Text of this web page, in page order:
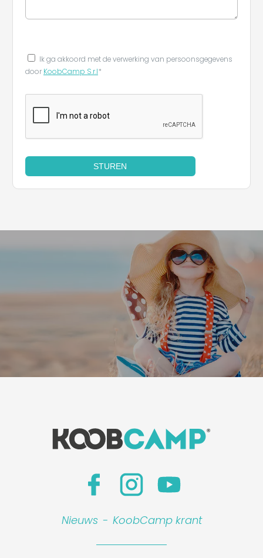
Ik ga akkoord met de verwerking van persoonsgegevens
door KoobCamp S.r.l*
STUREN
Nieuws - KoobCamp krant